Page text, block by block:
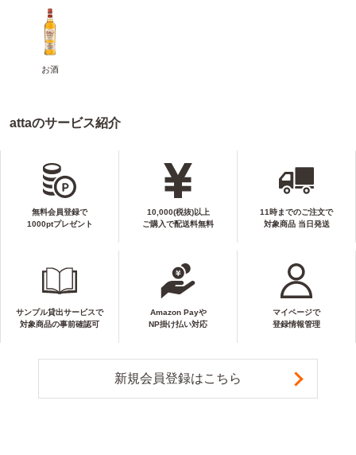
お酒
attaのサービス紹介
無料会員登録で
1000ptプレゼント
10,000(税抜)以上
ご購入で配送料無料
11時までのご注文で
対象商品 当日発送
サンプル貸出サービスで
対象商品の事前確認可
Amazon Payや
NP掛け払い対応
マイページで
登録情報管理
新規会員登録はこちら